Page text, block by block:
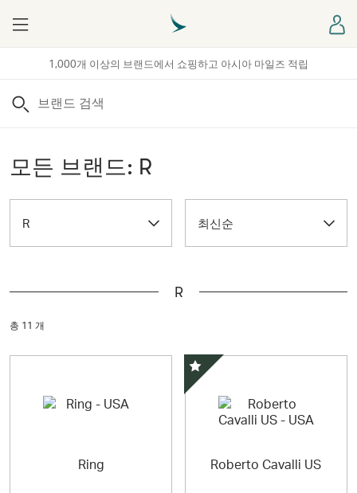
1,000개 이상의 브랜드에서 쇼핑하고 아시아 마일즈 적립
Menu
검색
모든 브랜드: R
R 최신순
R
총 11 개
Ring Roberto Cavalli US
스페셜 오퍼